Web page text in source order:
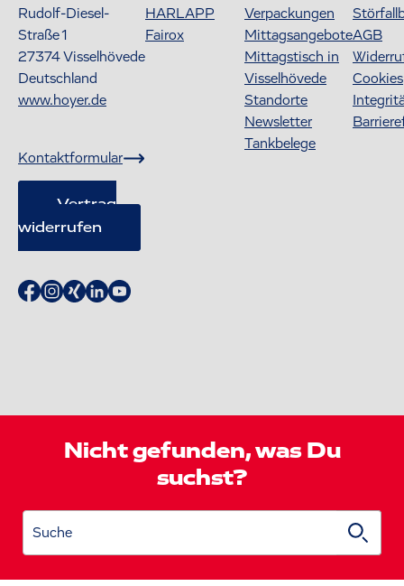
Rudolf-Diesel-
Straße 1
27374Visselhövede
Deutschland
www.hoyer.de
Kontaktformular
Vertrag
widerrufen
HARLAPP
Fairox
Verpackungen
Mittagsangebote
Mittagstisch in
Visselhövede
Standorte
Newsletter
Tankbelege
AGB
Cookies
Nicht gefunden, was Du
suchst?
Suche